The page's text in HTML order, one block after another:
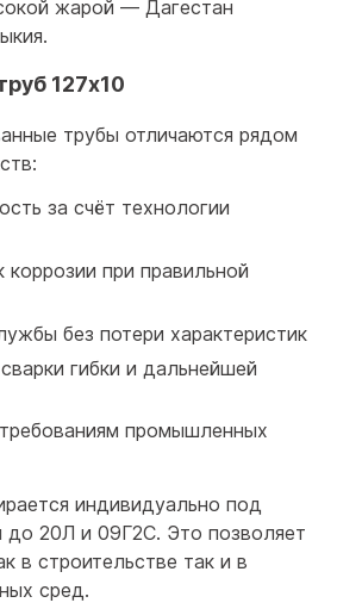
жарой — Дагестан
127x10
трубы отличаются рядом
за счёт технологии
коррозии при правильной
без потери характеристик
гибки и дальнейшей
промышленных
индивидуально под
20Л и 09Г2С. Это позволяет
в строительстве так и в
сред.